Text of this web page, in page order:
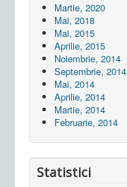
Martie, 2020
Mai, 2018
Mai, 2015
Aprilie, 2015
Noiembrie, 2014
Septembrie, 2014
Mai, 2014
Aprilie, 2014
Martie, 2014
Februarie, 2014
Statistici